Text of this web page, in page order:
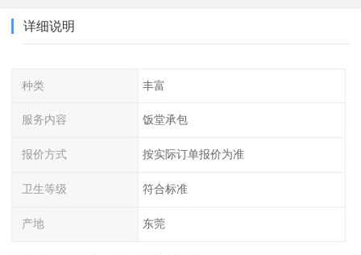
详细说明
种类 丰富
服务内容 饭堂承包
报价方式 按实际订单报价为准
卫生等级 符合标准
产地 东莞